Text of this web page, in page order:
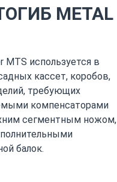
METAL
используется в
кассет, коробов,
требующих
компенсаторами
сегментным ножом,
балок.